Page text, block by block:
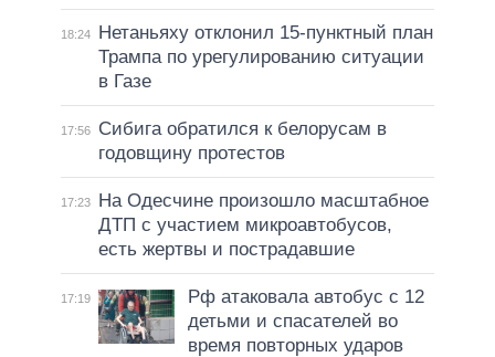
18:24
Нетаньяху отклонил 15-пунктный план
Трампа по урегулированию ситуации
в Газе
17:56
Сибига обратился к белорусам в
годовщину протестов
17:23
На Одесчине произошло масштабное
ДТП с участием микроавтобусов,
есть жертвы и пострадавшие
17:19
Рф атаковала автобус с 12
детьми и спасателей во
время повторных ударов